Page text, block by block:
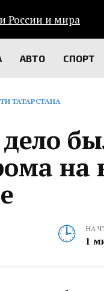
АВТО СПОРТ
ТАТАРСТАНА
на
НА
1